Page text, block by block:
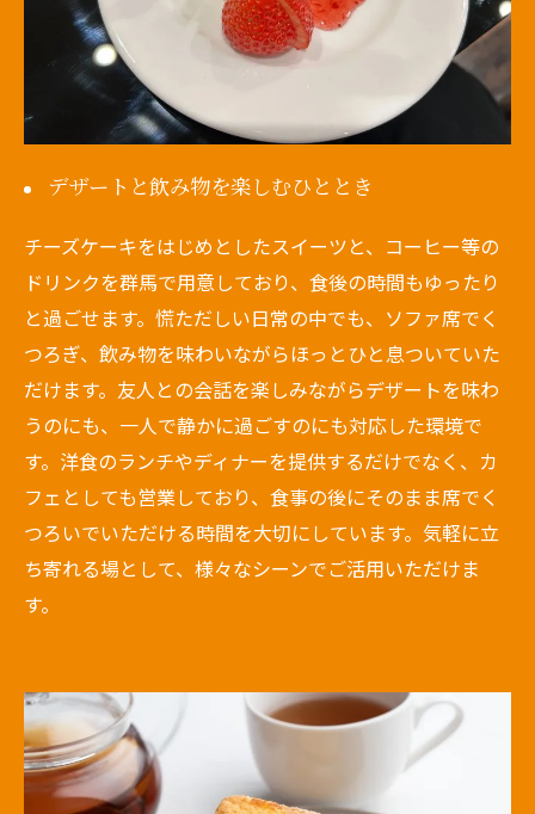
デザートと飲み物を楽しむひととき
チーズケーキをはじめとしたスイーツと、コーヒー等の
ドリンクを群馬で用意しており、食後の時間もゆったり
と過ごせます。慌ただしい日常の中でも、ソファ席でく
つろぎ、飲み物を味わいながらほっとひと息ついていた
だけます。友人との会話を楽しみながらデザートを味わ
うのにも、一人で静かに過ごすのにも対応した環境で
す。洋食のランチやディナーを提供するだけでなく、カ
フェとしても営業しており、食事の後にそのまま席でく
つろいでいただける時間を大切にしています。気軽に立
ち寄れる場として、様々なシーンでご活用いただけま
す。